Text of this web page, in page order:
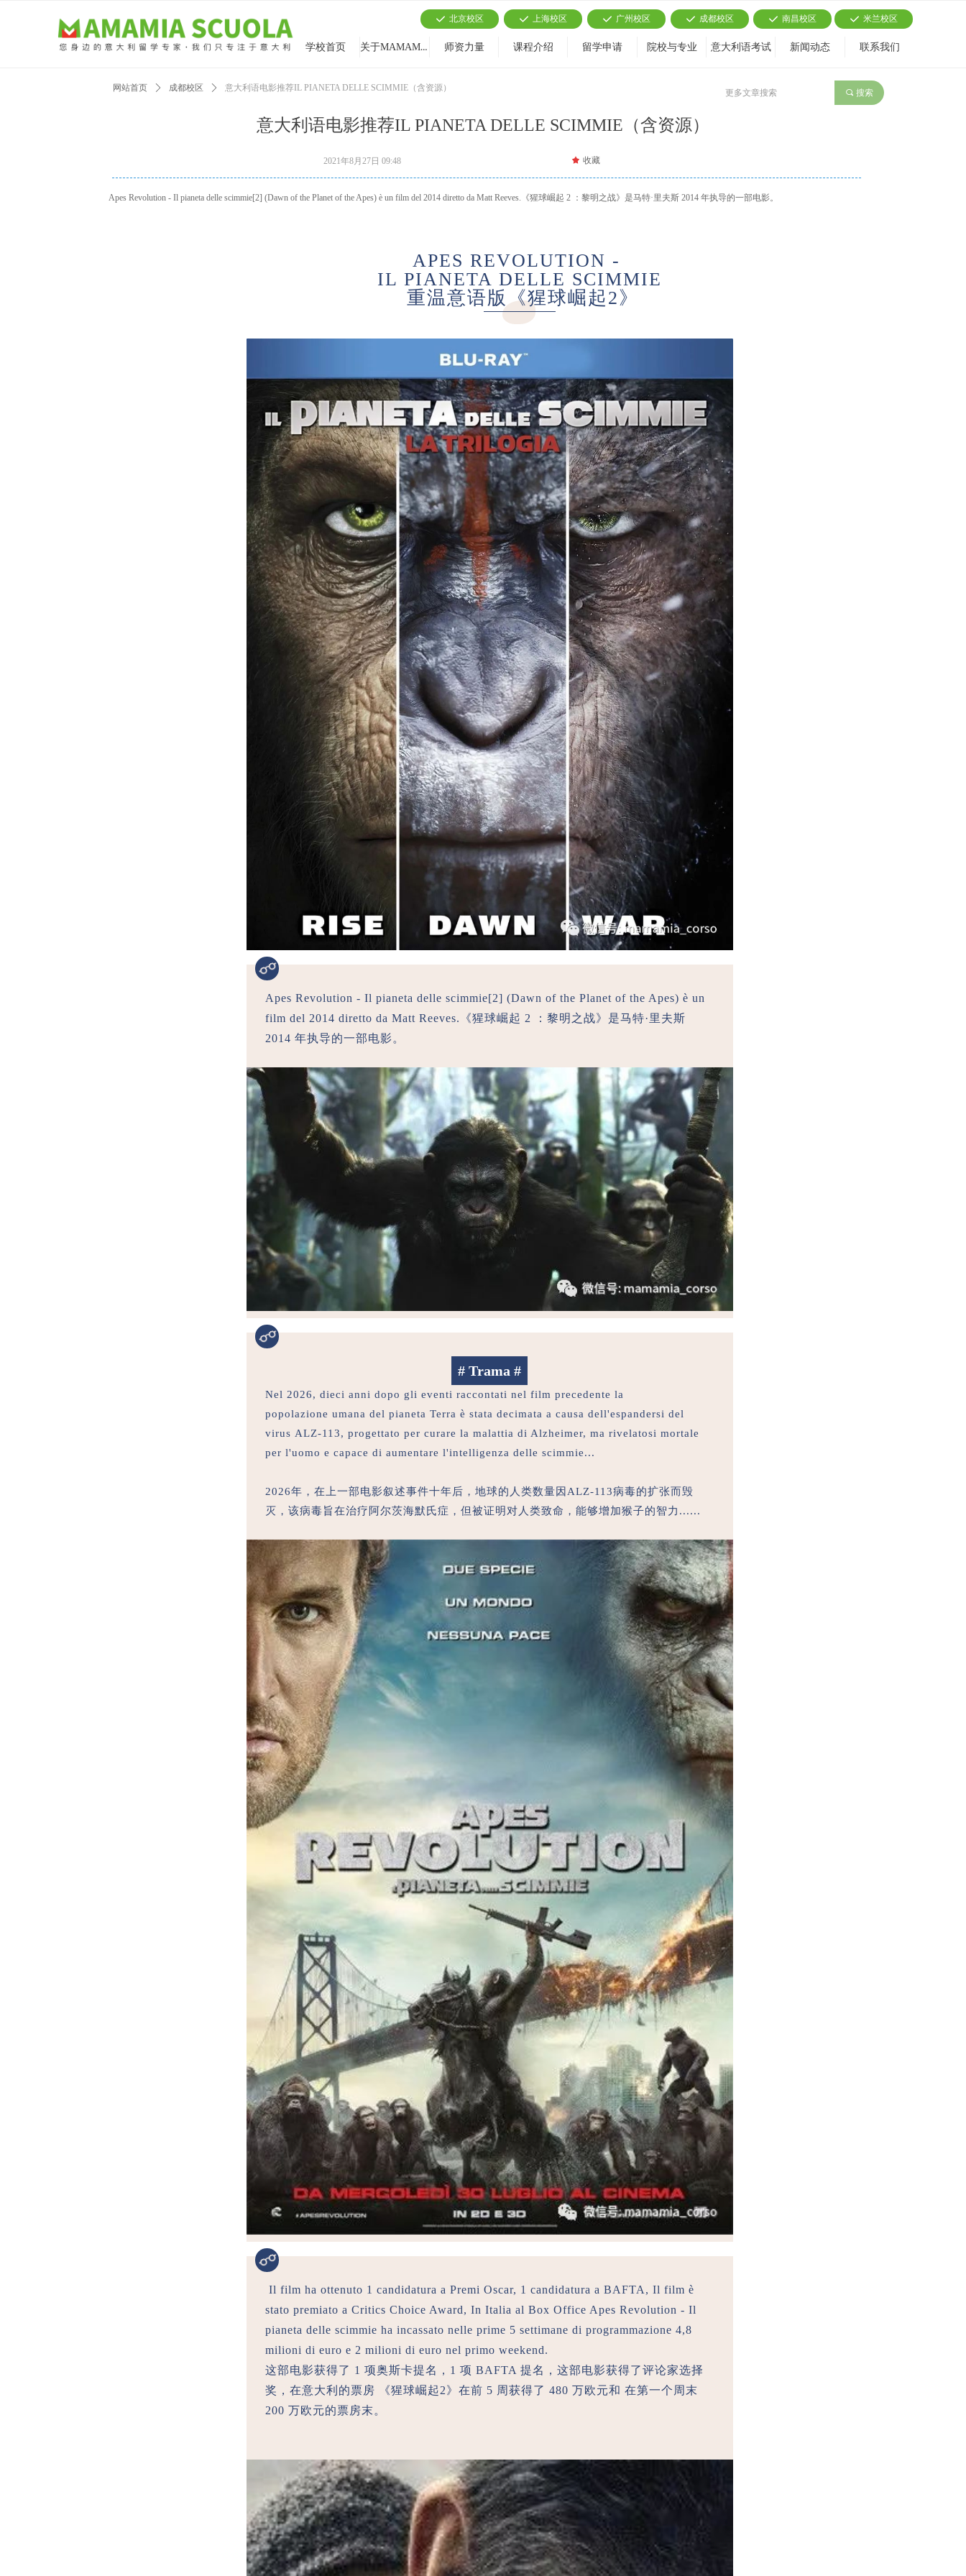
学校首页 关于MAMAMIA 师资力量 课程介绍 留学申请 院校与专业 意大利语考试 新闻动态 联系我们
끳 广州校区
끳 北京校区 끳 上海校区 끳 成都校区 끳 南昌校区 끳 米兰校区
意大利语电影推荐IL PIANETA DELLE SCIMMIE（含资源）
网站首页 ꄲ 成都校区 ꄲ 意大利语电影推荐IL PIANETA DELLE SCIMMIE（含资源）
APES REVOLUTION -
IL PIANETA DELLE SCIMMIE
重温意语版《猩球崛起2》
Apes Revolution - Il pianeta delle scimmie[2] (Dawn of the Planet of the Apes) è un
film del 2014 diretto da Matt Reeves.《猩球崛起 2 ：黎明之战》是马特·里夫斯
2014 年执导的一部电影。
# Trama #
Nel 2026, dieci anni dopo gli eventi raccontati nel film precedente la
popolazione umana del pianeta Terra è stata decimata a causa dell'espandersi del
virus ALZ-113, progettato per curare la malattia di Alzheimer, ma rivelatosi mortale
per l'uomo e capace di aumentare l'intelligenza delle scimmie...
2026年，在上一部电影叙述事件十年后，地球的人类数量因ALZ-113病毒的扩张而毁
灭，该病毒旨在治疗阿尔茨海默氏症，但被证明对人类致命，能够增加猴子的智力......
Il film ha ottenuto 1 candidatura a Premi Oscar, 1 candidatura a BAFTA, Il film è
stato premiato a Critics Choice Award, In Italia al Box Office Apes Revolution - Il
pianeta delle scimmie ha incassato nelle prime 5 settimane di programmazione 4,8
milioni di euro e 2 milioni di euro nel primo weekend.
这部电影获得了 1 项奥斯卡提名，1 项 BAFTA 提名，这部电影获得了评论家选择
奖，在意大利的票房 《猩球崛起2》在前 5 周获得了 480 万欧元和 在第一个周末
200 万欧元的票房末。
2021年8月27日 09:48 끄 收藏
Apes Revolution - Il pianeta delle scimmie[2] (Dawn of the Planet of the Apes) è un film del 2014 diretto da Matt Reeves.《猩球崛起 2 ：黎明之战》是马特·里夫斯 2014 年执导的一部电影。
끠 搜索